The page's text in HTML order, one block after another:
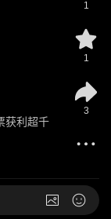
获利超千
1
1
3